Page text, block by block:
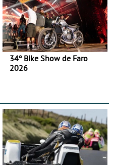
34º Bike Show de Faro
2026